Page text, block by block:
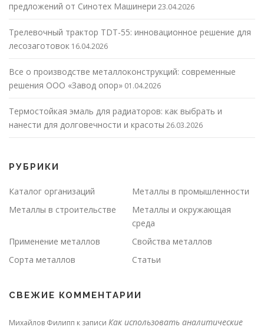
предложений от Синотех Машинери 23.04.2026
Трелевочный трактор TDT-55: инновационное решение для
лесозаготовок 16.04.2026
Все о производстве металлоконструкций: современные
решения ООО «Завод опор» 01.04.2026
Термостойкая эмаль для радиаторов: как выбрать и
нанести для долговечности и красоты 26.03.2026
РУБРИКИ
Каталог организаций
Металлы в промышленности
Металлы в строительстве
Металлы и окружающая
среда
Применение металлов
Свойства металлов
Сорта металлов
Статьи
СВЕЖИЕ КОММЕНТАРИИ
Михайлов Филипп к записи Как использовать аналитические